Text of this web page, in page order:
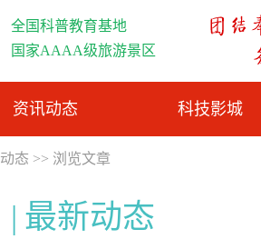
全国科普教育基地
国家AAAA级旅游景区
资讯动态 科技影城
态 >> 浏览文章
最新动态